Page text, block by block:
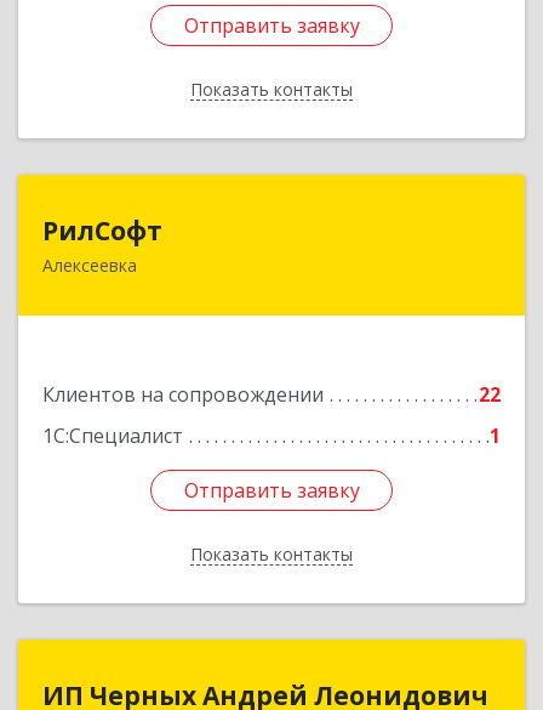
Отправить заявку
Показать контакты
Отправить заявку
Назад
РилСофт
Алексеевка
Клиентов на сопровождении
22
1С:Специалист
1
Отправить заявку
Показать контакты
309850, Белгородская обл, Алексеевский р-н,
Отправить заявку
Назад
ИП Черных Андрей Леонидович
ИП Черных Андрей Леонидович